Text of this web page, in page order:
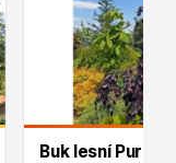
Buk lesní